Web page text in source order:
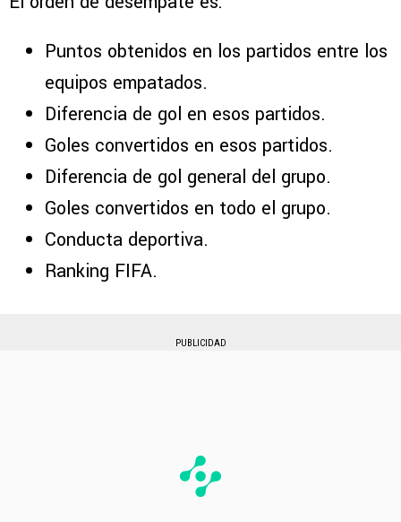
Puntos obtenidos en los partidos entre los
equipos empatados.
Diferencia de gol en esos partidos.
Goles convertidos en esos partidos.
Diferencia de gol general del grupo.
Goles convertidos en todo el grupo.
Conducta deportiva.
Ranking FIFA.
PUBLICIDAD